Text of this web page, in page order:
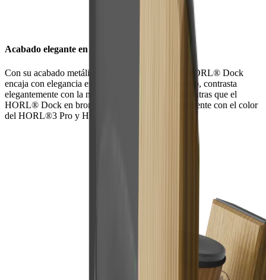
Acabado elegante en dos colores
Con su acabado metálico y sus líneas limpias, el HORL® Dock
encaja con elegancia en cualquier cocina. En grafito, contrasta
elegantemente con la madera de roble y nogal, mientras que el
HORL® Dock en bronce oscuro combina exactamente con el color
del HORL®3 Pro y HORL®2 Pro.